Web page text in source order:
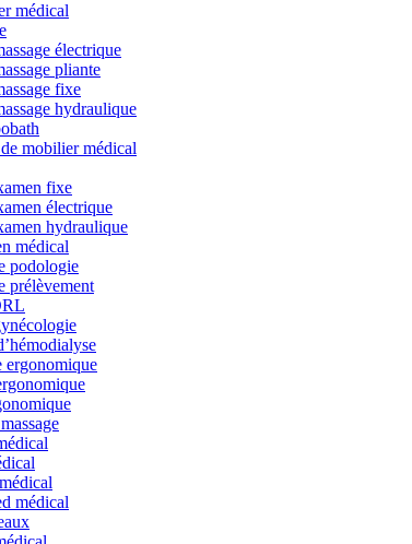
médical
électrique
pliante
fixe
hydraulique
mobilier médical
fixe
électrique
hydraulique
médical
podologie
prélèvement
ergonomique
médical